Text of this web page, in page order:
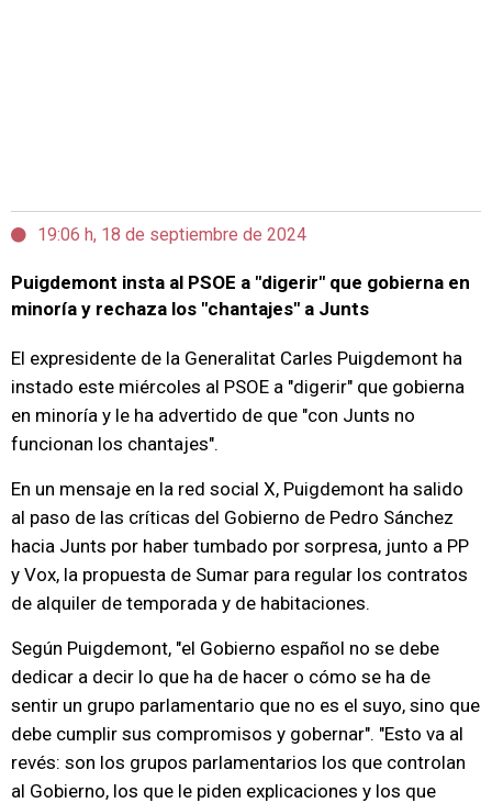
19:06 h, 18 de septiembre de 2024
Puigdemont insta al PSOE a "digerir" que gobierna en
minoría y rechaza los "chantajes" a Junts
El expresidente de la Generalitat Carles Puigdemont ha
instado este miércoles al PSOE a "digerir" que gobierna
en minoría y le ha advertido de que "con Junts no
funcionan los chantajes".
En un mensaje en la red social X, Puigdemont ha salido
al paso de las críticas del Gobierno de Pedro Sánchez
hacia Junts por haber tumbado por sorpresa, junto a PP
y Vox, la propuesta de Sumar para regular los contratos
de alquiler de temporada y de habitaciones.
Según Puigdemont, "el Gobierno español no se debe
dedicar a decir lo que ha de hacer o cómo se ha de
sentir un grupo parlamentario que no es el suyo, sino que
debe cumplir sus compromisos y gobernar". "Esto va al
revés: son los grupos parlamentarios los que controlan
al Gobierno, los que le piden explicaciones y los que